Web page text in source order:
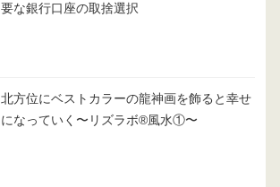
要な銀行口座の取捨選択
北方位にベストカラーの龍神画を飾ると幸せ
になっていく〜リズラボ®️風水①〜